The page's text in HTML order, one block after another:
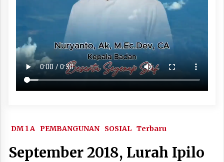
DM 1 A PEMBANGUNAN SOSIAL Terbaru
September 2018, Lurah Ipilo